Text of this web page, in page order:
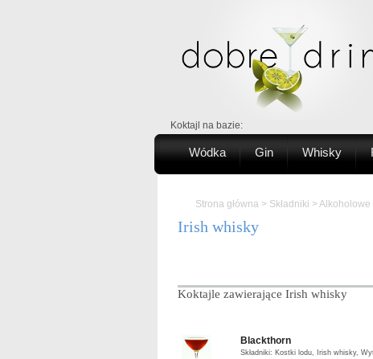
Koktajl na bazie:
Wódka Gin Whisky
Strona główna > Składniki >Alkoholowe
Irish whisky
Koktajle zawierające Irish whisky
Blackthorn
Składniki: Kostki lodu, Irish whisky,